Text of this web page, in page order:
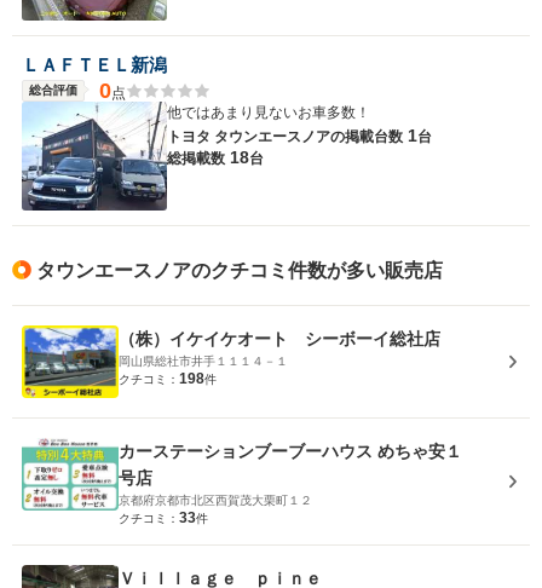
ＬＡＦＴＥＬ新潟
総合評価 0点
他ではあまり見ないお車多数！
トヨタ タウンエースノアの掲載台数 1台
総掲載数 18台
タウンエースノアのクチコミ件数が多い販売店
（株）イケイケオート シーボーイ総社店
岡山県総社市井手１１１４－１
クチコミ： 198件
カーステーションブーブーハウス めちゃ安１
号店
京都府京都市北区西賀茂大栗町１２
クチコミ： 33件
Ｖｉｌｌａｇｅ ｐｉｎｅ